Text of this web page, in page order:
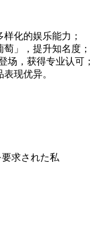
化的娱乐能力；
」，提升知名度；
场，获得专业认可；
现优异。
求された私